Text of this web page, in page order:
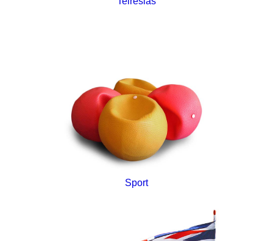
Sport